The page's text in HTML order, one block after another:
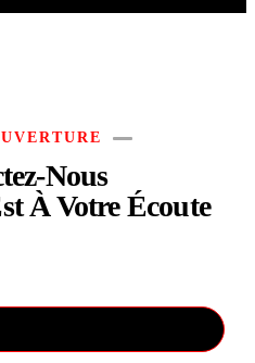
Nous
À Votre Écoute